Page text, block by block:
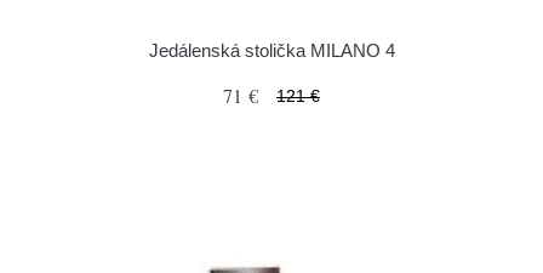
Jedálenská stolička MILANO 4
71 € 121 €